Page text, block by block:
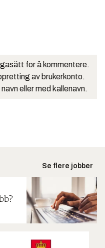
for å kommentere.
av brukerkonto.
eller med kallenavn.
Se flere jobber